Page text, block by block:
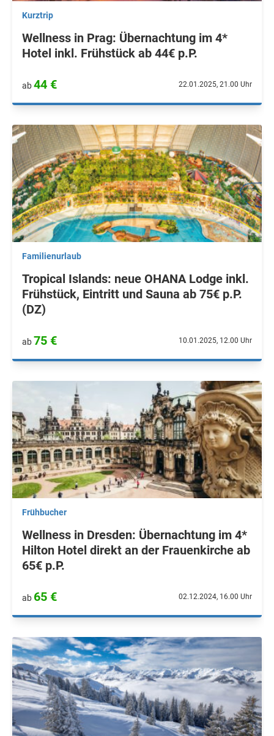
Kurztrip
Wellness in Prag: Übernachtung im 4*
Hotel inkl. Frühstück ab 44€ p.P.
ab44 € 22.01.2025, 21.00 Uhr
Familienurlaub
Tropical Islands: neue OHANA Lodge inkl.
Frühstück, Eintritt und Sauna ab 75€ p.P.
(DZ)
ab75 € 10.01.2025, 12.00 Uhr
Frühbucher
Wellness in Dresden: Übernachtung im 4*
Hilton Hotel direkt an der Frauenkirche ab
65€ p.P.
ab 65 € 02.12.2024, 16.00 Uhr